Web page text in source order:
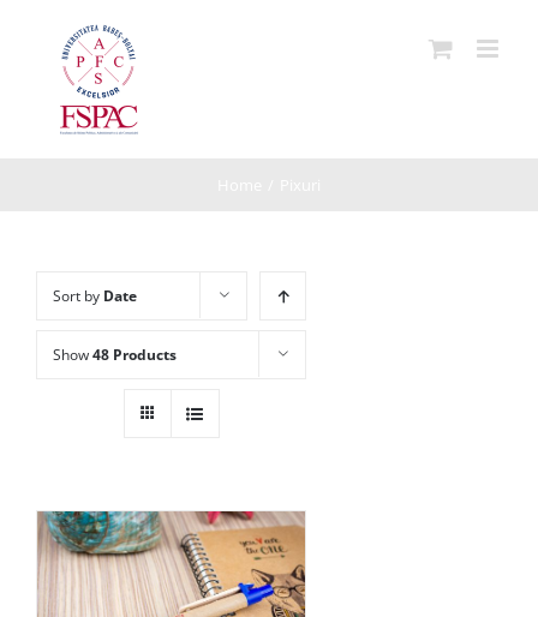
Sort by Date
Show48 Products